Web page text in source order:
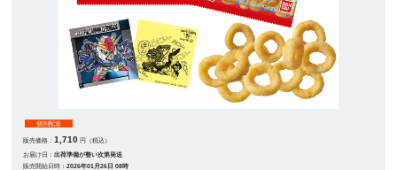
個別配送
販売価格：1,710 円（税込）
お届け日：出荷準備が整い次第発送
販売開始日時：2026年01月26日 08時